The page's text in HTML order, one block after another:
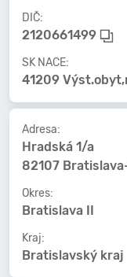
DIČ:
2120661499
SK NACE:
41209
Adresa:
Hradská 1/a
82107
Okres:
Bratislava II
Kraj:
Bratislavský kraj